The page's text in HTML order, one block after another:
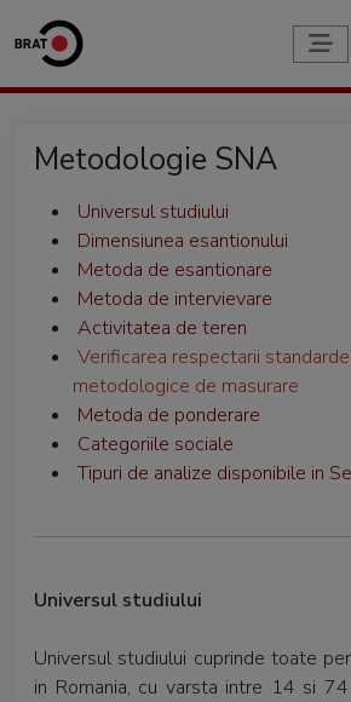
Metodologie SNA
Universul studiului
Dimensiunea esantionului
Metoda de esantionare
Metoda de intervievare
Activitatea de teren
Verificarea respectarii
metodologice de masurare
Metoda de ponderare
Categoriile sociale
Tipuri de analize disponibile in
Universul studiului
Universul studiului cuprinde toate
in Romania, cu varsta intre 14 si